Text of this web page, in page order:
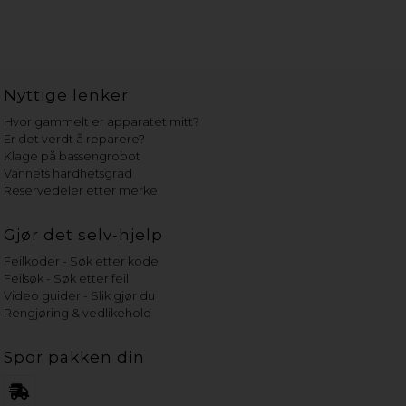
Nyttige lenker
Hvor gammelt er apparatet mitt?
Er det verdt å reparere?
Klage på bassengrobot
Vannets hardhetsgrad
Reservedeler etter merke
Gjør det selv-hjelp
Feilkoder - Søk etter kode
Feilsøk - Søk etter feil
Video guider - Slik gjør du
Rengjøring & vedlikehold
Spor pakken din